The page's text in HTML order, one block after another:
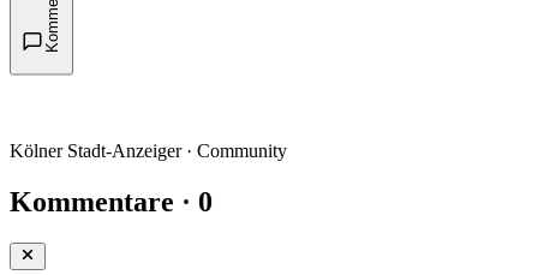
Kölner Stadt-Anzeiger · Community
Kommentare · 0